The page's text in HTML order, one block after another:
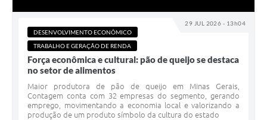
29 JUL 2026 - 13h04
DESENVOLVIMENTO ECONÔMICO
TRABALHO E GERAÇÃO DE RENDA
Força econômica e cultural: pão de queijo se destaca
no setor de alimentos
Maior produtora de pão de queijo em Minas Gerais,
Contagem conta com 32 empresas do segmento, gerando
emprego, movimentando a economia local e valorizando a
produção de um produto símbolo da cultura do estado